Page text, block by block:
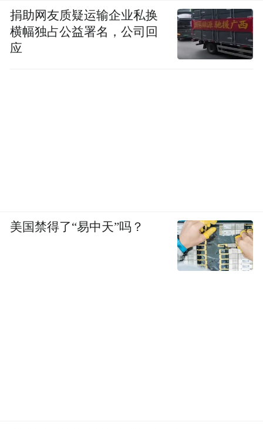
捐助网友质疑运输企业私换
横幅独占公益署名，公司回
应
美国禁得了“易中天”吗？